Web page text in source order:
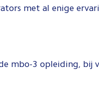
met al enige
mbo-3 opleiding, bij